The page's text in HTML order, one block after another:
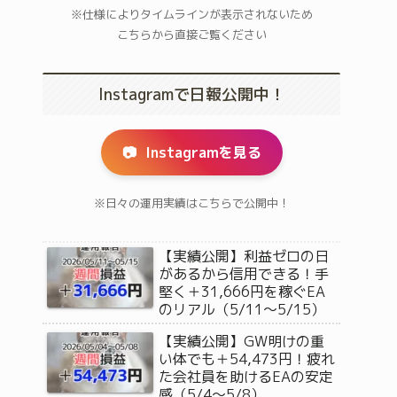
※仕様によりタイムラインが表示されないため
こちらから直接ご覧ください
Instagramで日報公開中！
📷 Instagramを見る
※日々の運用実績はこちらで公開中！
【実績公開】利益ゼロの日
があるから信用できる！手
堅く＋31,666円を稼ぐEA
のリアル（5/11〜5/15）
【実績公開】GW明けの重
い体でも＋54,473円！疲れ
た会社員を助けるEAの安定